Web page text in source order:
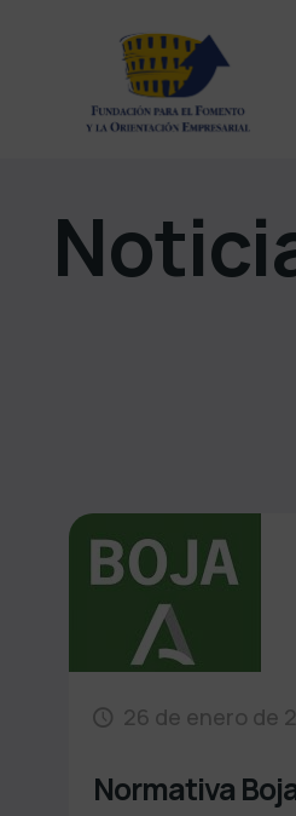
26 de enero de
Normativa